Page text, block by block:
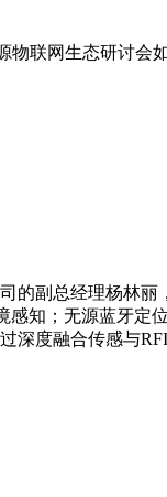
物联网生态研讨
的副总经理杨林
知；无源蓝牙定
深度融合传感与